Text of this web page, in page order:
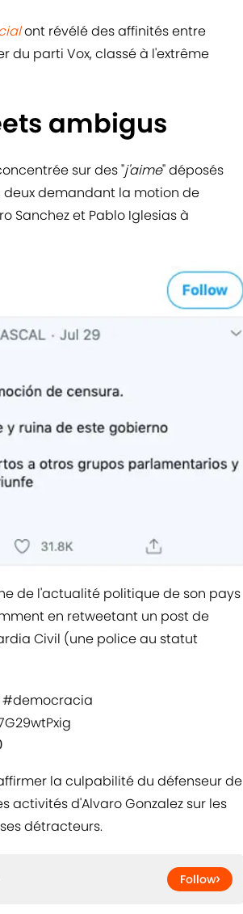
ont révélé des affinités entre
du parti Vox, classé à l'extrême
ambigus
sur des "j'aime" déposés
deux demandant la motion de
Sanchez et Pablo Iglesias à
de l'actualité politique de son pays
en retweetant un post de
Civil (une police au statut
#democracia
la culpabilité du défenseur de
activités d'Alvaro Gonzalez sur les
détracteurs.
Follow